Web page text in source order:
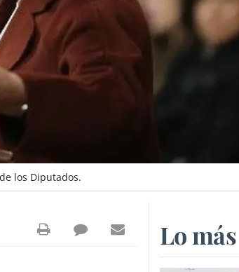
los Diputados.
Lo más